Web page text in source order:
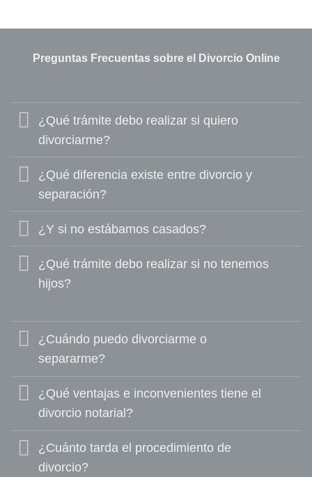
Preguntas Frecuentas sobre el Divorcio Online
¿Qué trámite debo realizar si quiero
divorciarme?
¿Qué diferencia existe entre divorcio y
separación?
¿Y si no estábamos casados?
¿Qué trámite debo realizar si no tenemos
hijos?
¿Cuándo puedo divorciarme o
separarme?
¿Qué ventajas e inconvenientes tiene el
divorcio notarial?
¿Cuánto tarda el procedimiento de
divorcio?